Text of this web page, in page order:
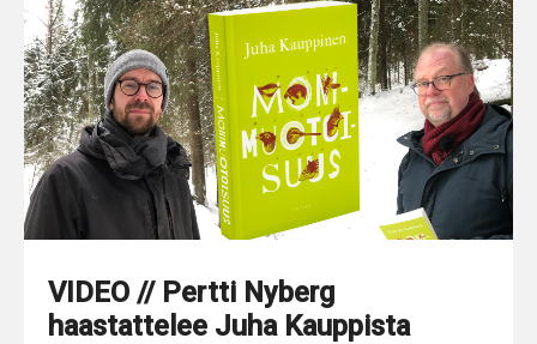
VIDEO // Pertti Nyberg
haastattelee Juha Kauppista